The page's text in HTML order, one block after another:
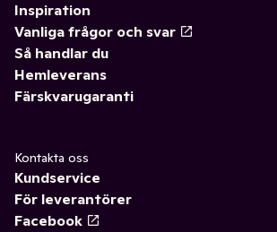
Inspiration
Vanliga frågor och svar
Så handlar du
Hemleverans
Färskvarugaranti
Kontakta oss
Kundservice
För leverantörer
Facebook